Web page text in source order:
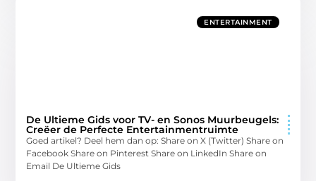
ENTERTAINMENT
De Ultieme Gids voor TV- en Sonos Muurbeugels:
Creëer de Perfecte Entertainmentruimte
Goed artikel? Deel hem dan op: Share on X (Twitter) Share on
Facebook Share on Pinterest Share on LinkedIn Share on
Email De Ultieme Gids